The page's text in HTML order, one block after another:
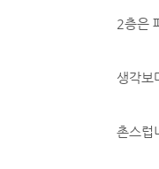
2층은
생각보
촌스럽